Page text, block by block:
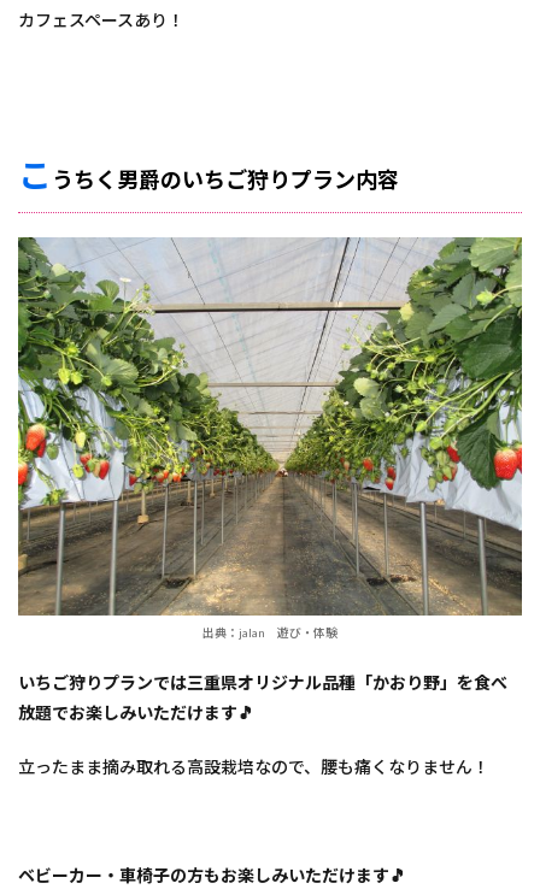
カフェスペースあり！
こ うちく男爵のいちご狩りプラン内容
出典：jalan 遊び・体験
いちご狩りプランでは三重県オリジナル品種「かおり野」を食べ
放題でお楽しみいただけます🎵
立ったまま摘み取れる高設栽培なので、腰も痛くなりません！
ベビーカー・車椅子の方もお楽しみいただけます🎵